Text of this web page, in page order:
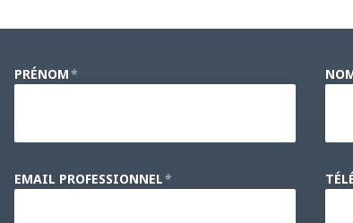
PRÉNOM*
EMAIL PROFESSIONNEL*